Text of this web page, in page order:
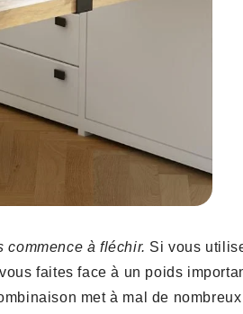
commence à fléchir. Si vous
faites face à un poids
met à mal de